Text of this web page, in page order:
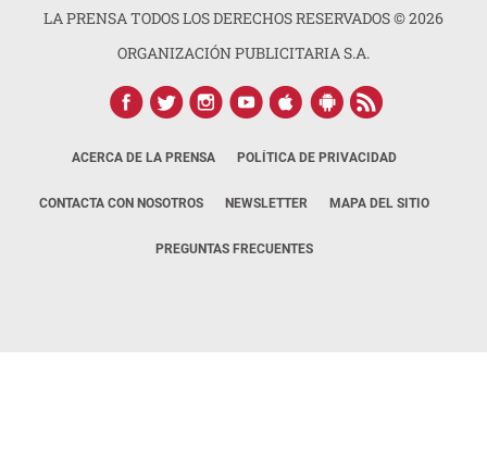
LA PRENSA TODOS LOS DERECHOS RESERVADOS ©2026
ORGANIZACIÓN PUBLICITARIA S.A.
ACERCA DE LA PRENSA POLÍTICA DE PRIVACIDAD
CONTACTA CON NOSOTROS NEWSLETTER MAPA DEL SITIO
PREGUNTAS FRECUENTES